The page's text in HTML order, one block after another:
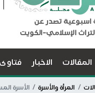
اسبوعية تصدر عن
الإسلامي-الكويت
المقالات الاخبار فتاوى
المرأة والأسرة الأسرة